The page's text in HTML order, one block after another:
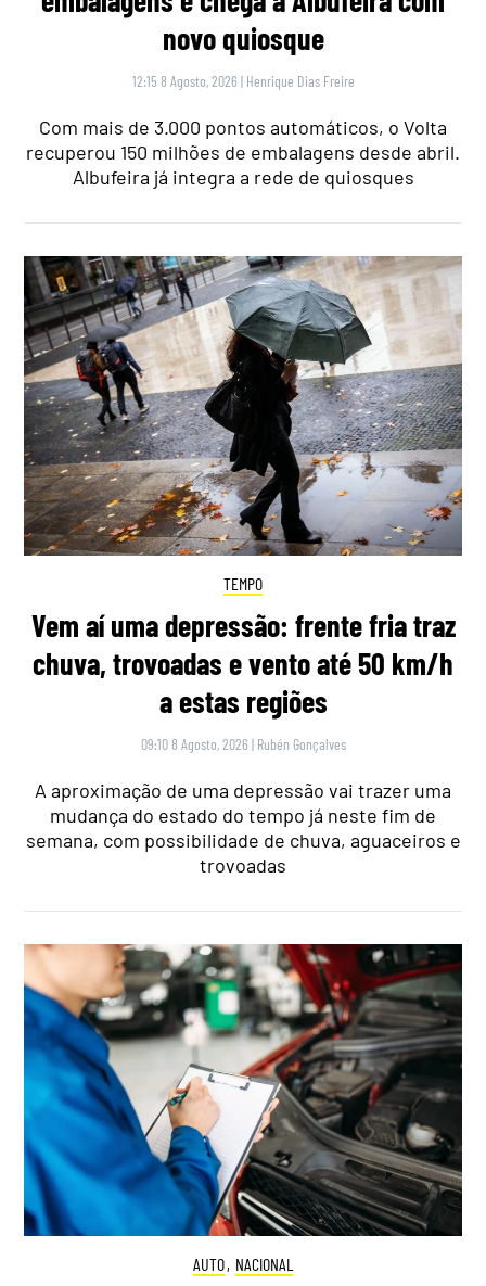
novo quiosque
12:15 8 Agosto, 2026 | Henrique Dias Freire
Com mais de 3.000 pontos automáticos, o Volta
recuperou 150 milhões de embalagens desde abril.
Albufeira já integra a rede de quiosques
TEMPO
Vem aí uma depressão: frente fria traz
chuva, trovoadas e vento até 50 km/h
a estas regiões
09:10 8 Agosto, 2026 | Rubén Gonçalves
A aproximação de uma depressão vai trazer uma
mudança do estado do tempo já neste fim de
semana, com possibilidade de chuva, aguaceiros e
trovoadas
AUTO, NACIONAL